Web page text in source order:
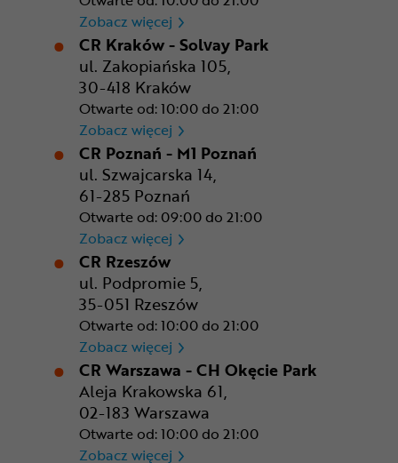
Zobacz więcej CR Gdańsk - Morski Park
CR Kraków - Solvay Park
ul. Zakopiańska 105,
30-418 Kraków
Otwarte od: 10:00 do 21:00
Zobacz więcej CR Kraków - Solvay Park
CR Poznań - M1 Poznań
ul. Szwajcarska 14,
61-285 Poznań
Otwarte od: 09:00 do 21:00
Zobacz więcej CR Poznań - M1 Poznań
CR Rzeszów
ul. Podpromie 5,
35-051 Rzeszów
Otwarte od: 10:00 do 21:00
Zobacz więcej CR Rzeszów
CR Warszawa - CH Okęcie Park
Aleja Krakowska 61,
02-183 Warszawa
Otwarte od: 10:00 do 21:00
Zobacz więcej CR Warszawa - CH Okęcie